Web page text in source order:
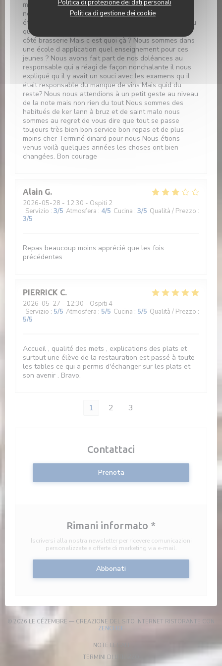
Politica di protezione dei dati personali
Politica di gestione dei cookie
même pas de sucre glace comme les autres. Ensuite
nous avons redemandé à notre serveur si les cafés
étaient compris dans le prix du menu il nous a répondu
que oui. Mais plus de café il a fallu aller le chercher
côté brasserie Mais c est quoi çà ? Nous sommes dans
une école d application quel enseignement pour ces
jeunes ? Nous avons fait part de nos doléances au
responsable qui a réagi de façon nonchalante il nous
expliqué qu il y avait un souci avec les examens qu il
était responsable du manque de vins Mais quid du
reste? Nous nous attendions à un petit geste au niveau
de la note mais non rien du tout Nous sommes des
habitués de ker lann à bruz et de saint malo nous
sommes au regret de vous dire que tout se passe
toujours très bien bon service bon repas et de plus
moins cher Terminé dinard pour nous Nous étions
venus voilà quelques années les choses ont bien
changées. Bon courage
Alain G
2026-05-28 - 12:30 - Ospiti 2
Servizio : 3/5 Atmosfera : 4/5 Cucina : 3/5 Qualità / Prezzo :
3/5
Repas beaucoup moins apprécié que les fois
précédentes
PIERRICK C
2026-05-27 - 12:30 - Ospiti 4
Servizio : 5/5 Atmosfera : 5/5 Cucina : 5/5 Qualità / Prezzo :
5/5
Accueil , qualité des mets , explications des plats et
surtout une élève de la restauration est passé à toute
les tables ce qui a permis d'échanger sur les plats et
son avenir . Bravo.
1 2 3
Contattaci
Prenota
Rimani informato *
Iscriversi alla nostra newsletter per ricevere comunicazioni
personalizzate e offerte di marketing via e-mail.
Abbonati
© 2026 LE CÉZEMBRE — CREAZIONE DEL SITO INTERNET RISTORANTE CON
ZENCHEF((APRE UNA NUOVA FINESTRA))
NOTE LEGALI
TERMINI DI UTILIZZO
((APRE UNA NUOVA FINESTRA))